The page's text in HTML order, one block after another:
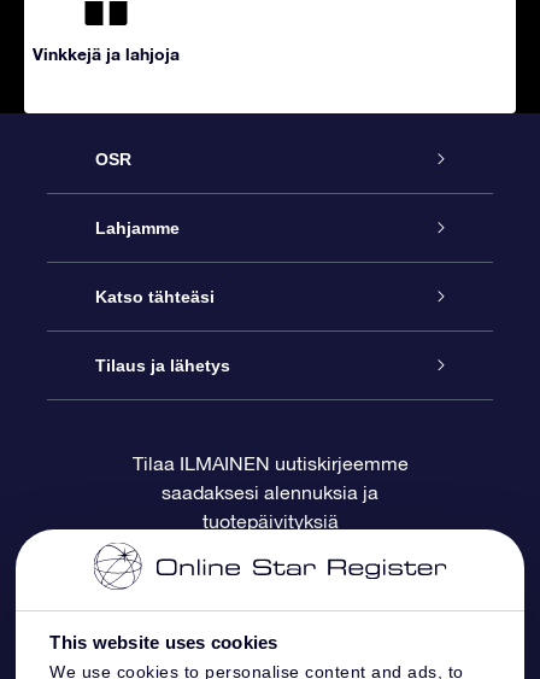
This website uses cookies
We use cookies to personalise content and ads, to
Vinkkejä ja lahjoja
OSR
Palvelu
Ota meihin yhteyttä
Blogi
Arvostelut
Lahjamme
Online Star -lahja
OSR-lahjapakkaus
OSR-lahjakortti
Yrityslahjat
Katso tähteäsi
Star Register
Henkilökohtainen Tähtisivu
One Million Stars
OSR -tähden tallennus
Tilaus ja lähetys
Maksutiedot
Toimitustiedot
Palautuskäytäntö
Tilaa ILMAINEN uutiskirjeemme
saadaksesi alennuksia ja
tuotepäivityksiä